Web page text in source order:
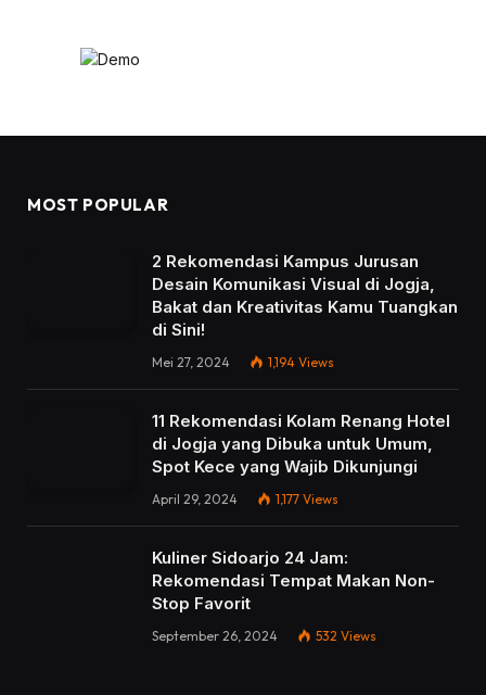
MOST POPULAR
2 Rekomendasi Kampus Jurusan
Desain Komunikasi Visual di Jogja,
Bakat dan Kreativitas Kamu Tuangkan
di Sini!
Mei 27, 2024 1,194 Views
11 Rekomendasi Kolam Renang Hotel
di Jogja yang Dibuka untuk Umum,
Spot Kece yang Wajib Dikunjungi
April 29, 2024 1,177 Views
Kuliner Sidoarjo 24 Jam:
Rekomendasi Tempat Makan Non-
Stop Favorit
September 26, 2024 532 Views